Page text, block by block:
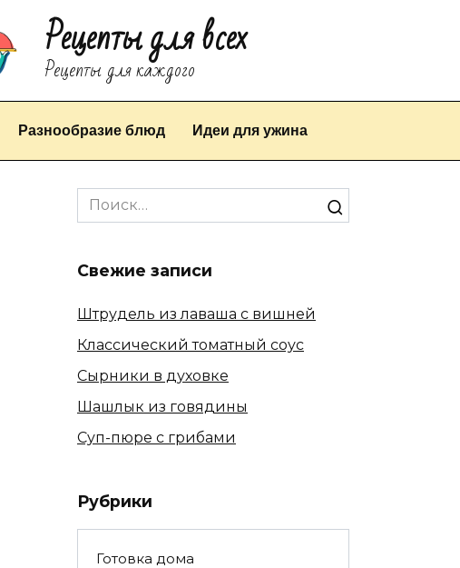
Рецепты для всех
Рецепты для каждого
Разнообразие блюд Идеи для ужина
Search
for:
Свежие записи
Штрудель из лаваша с вишней
Классический томатный соус
Сырники в духовке
Шашлык из говядины
Суп-пюре с грибами
Рубрики
Готовка дома